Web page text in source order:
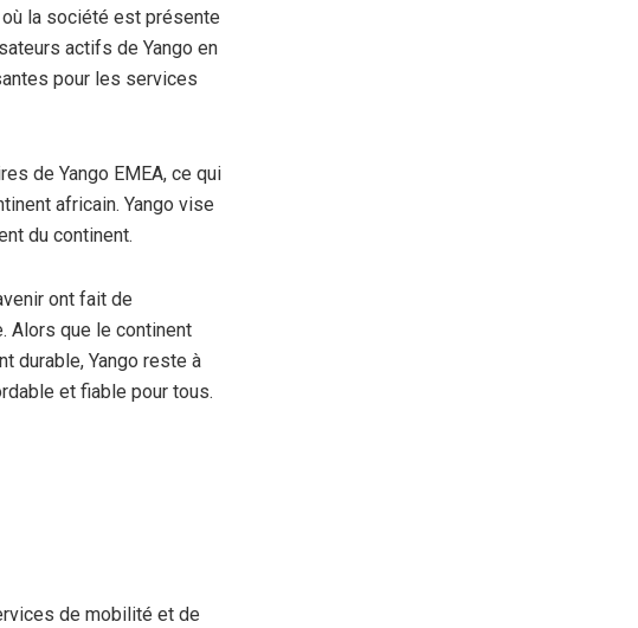
la société est présente
actifs de Yango en
pour les services
de Yango EMEA, ce qui
africain. Yango vise
du continent.
ont fait de
Alors que le continent
durable, Yango reste à
et fiable pour tous.
de mobilité et de